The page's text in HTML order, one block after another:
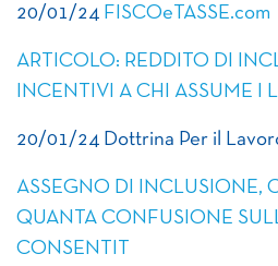
20/01/24 FISCOeTASSE.com
ARTICOLO: REDDITO DI
INCENTIVI A CHI ASSUME I
20/01/24 Dottrina Per il
ASSEGNO DI INCLUSIONE,
QUANTA CONFUSIONE
CONSENTIT